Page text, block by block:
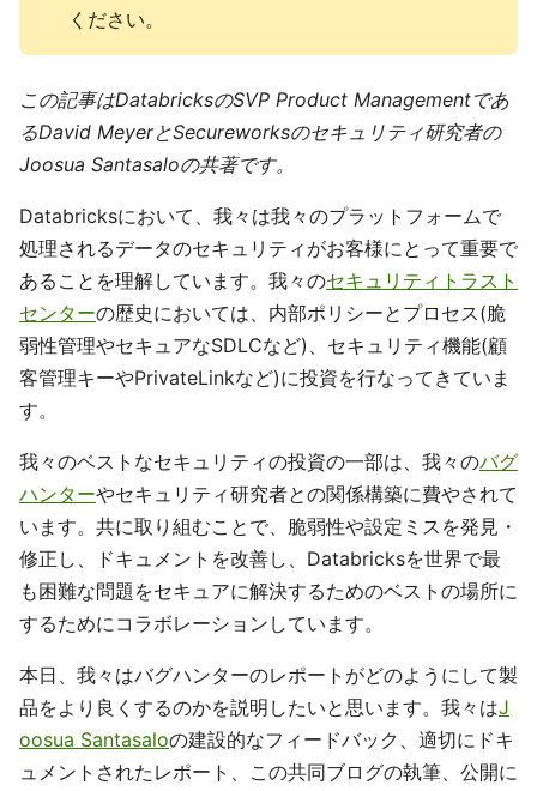
ください。
この記事はDatabricksのSVP Product Managementであ
るDavid MeyerとSecureworksのセキュリティ研究者の
Joosua Santasaloの共著です。
Databricksにおいて、我々は我々のプラットフォームで
処理されるデータのセキュリティがお客様にとって重要で
あることを理解しています。我々のセキュリティトラスト
センターの歴史においては、内部ポリシーとプロセス(脆
弱性管理やセキュアなSDLCなど)、セキュリティ機能(顧
客管理キーやPrivateLinkなど)に投資を行なってきていま
す。
我々のベストなセキュリティの投資の一部は、我々のバグ
ハンターやセキュリティ研究者との関係構築に費やされて
います。共に取り組むことで、脆弱性や設定ミスを発見・
修正し、ドキュメントを改善し、Databricksを世界で最
も困難な問題をセキュアに解決するためのベストの場所に
するためにコラボレーションしています。
本日、我々はバグハンターのレポートがどのようにして製
品をより良くするのかを説明したいと思います。我々はJ
oosua Santasaloの建設的なフィードバック、適切にドキ
ュメントされたレポート、この共同ブログの執筆、公開に